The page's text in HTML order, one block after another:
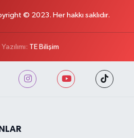
© 2023. Her hakkı saklıdır.
TE Bilişim